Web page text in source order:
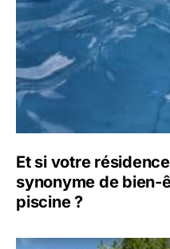
Et si votre
synonyme de bien-
piscine ?